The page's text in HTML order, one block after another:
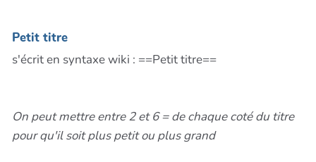
Petit titre
s'écrit en syntaxe wiki : ==Petit titre==
On peut mettre entre 2 et 6 = de chaque coté du titre
pour qu'il soit plus petit ou plus grand